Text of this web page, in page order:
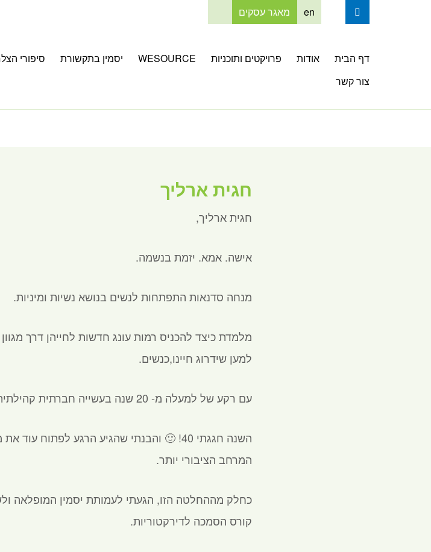
en מאגר עסקים
דף הבית אודות פרויקטים ותוכניות WESOURCE יסמין בתקשורת סיפורי
צור קשר
חגית ארליך
חגית ארליך,
אישה. אמא. יזמת בנשמה.
מנחה סדנאות התפתחות לנשים בנושא נשיות ומיניות.
מלמדת כיצד להכניס רמות עונג חדשות לחייהן דרך מגוון
למען שידרוג חיינו,כנשים.
עם רקע של למעלה מ- 20 שנה בעשייה חברתית קהילתית בהנחיית קבוצות ותהליכים רגשיים.
השנה חגגתי 40! 🙂 והבנתי שהגיע הרגע
המרחב הציבורי יותר.
כחלק מההחלטה הזו, הגעתי לעמותת יסמין המופלאה
קורס הסמכה לדירקטוריות.